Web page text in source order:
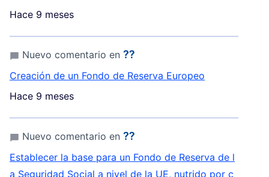
Hace 9 meses
Hace 9 meses
Nuevo comentario en ⁇
Creación de un Fondo de Reserva Europeo
Nuevo comentario en ⁇
Establecer la base para un Fondo de Reserva de l
a Seguridad Social a nivel de la UE, nutrido por c